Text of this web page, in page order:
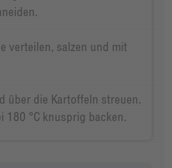
verteilen, salzen und mit
über die Kartoffeln streuen.
180 °C knusprig backen.